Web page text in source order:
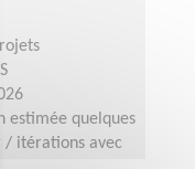
estimée quelques
/ itérations avec